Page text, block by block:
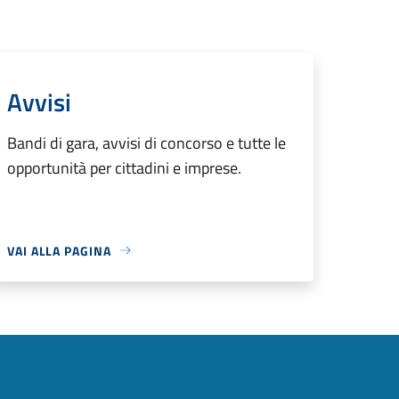
Avvisi
Bandi di gara, avvisi di concorso e tutte le
opportunità per cittadini e imprese.
VAI ALLA PAGINA